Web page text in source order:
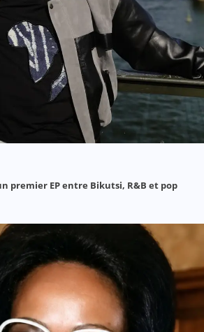
premier EP entre Bikutsi, R&B et pop